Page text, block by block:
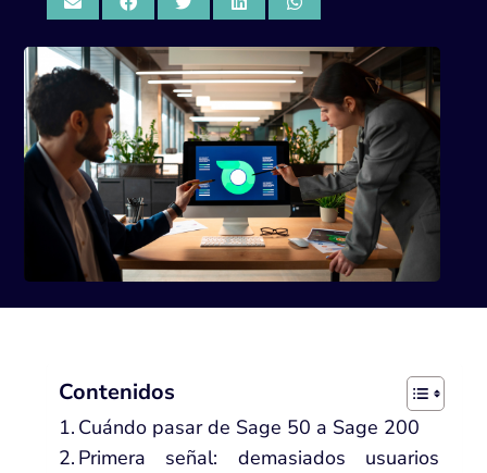
Contenidos
Cuándo pasar de Sage 50 a Sage 200
Primera señal: demasiados usuarios